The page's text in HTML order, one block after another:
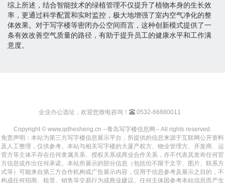
综上所述，结合智能技术的绿植管理不仅提升了植物本身的生长效
率，更通过科学配置和实时监控，极大地增强了室内空气净化的整
体效果。对于写字楼等密闭办公空间而言，这种创新模式提供了一
条有效改善空气质量的路径，有助于提升员工的健康水平和工作满
意度。
企业办公选址，欢迎您致电咨询！ 0532-66880011
Copyright © www.qdhesheng.cn --青岛写字楼信息网-- All rights reserved.
免责声明：本站为第三方写字楼信息展示平台，所提供的信息来源于互联网公开资料
及人工整理，仅供参考。本站与相关写字楼的大厦产权方、物业管理方、开发商、运
营方等主体不存在任何隶属关系、授权关系或商业合作关系，亦不代表其发布任何官
方信息或作出任何承诺。本站所展示的部分信息（包括但不限于文字、图片、联系方
式等）可能来自第三方合作机构或广告展示内容，仅用于信息参考及展示之目的，不
构成任何招商、租赁、销售等交易行为或商业建议。任何主体因参考本站信息而产生